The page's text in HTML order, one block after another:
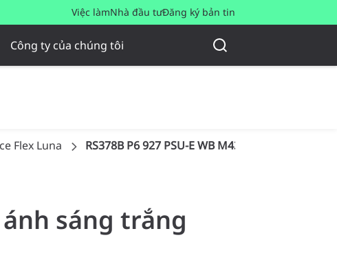
Việc làmNhà đầu tưĐăng ký bản tin
Công ty của chúng tôi
Flex Luna RS378B P6 927 PSU-E WB M43 PRO
ánh sáng trắng